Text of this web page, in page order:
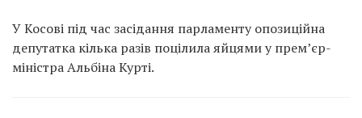
У Косові під час засідання парламенту опозиційна
депутатка кілька разів поцілила яйцями у прем’єр-
міністра Альбіна Курті.